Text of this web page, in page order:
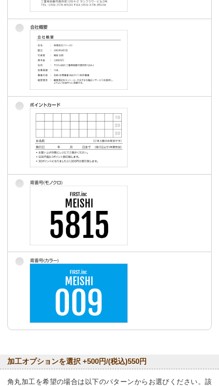
加工オプションを選択 +500円/(税込)550円
角丸加工を希望の場合は以下のパターンからお選びください。該